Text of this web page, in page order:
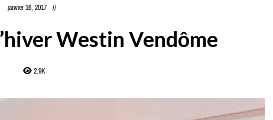
janvier 16, 2017
Westin Vendôme
2.9K